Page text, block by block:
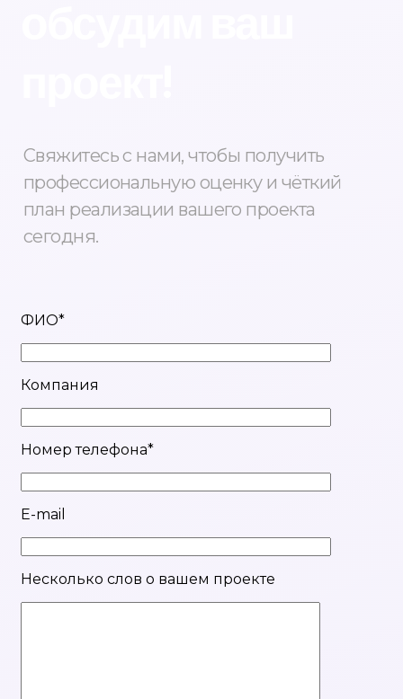
Свяжитесь с нами, чтобы получить
профессиональную оценку и чёткий
план реализации вашего проекта
сегодня.
ФИО*
Компания
Номер телефона*
E-mail
Несколько слов о вашем проекте